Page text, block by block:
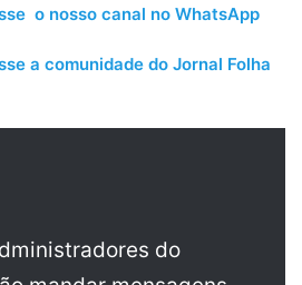
o nosso canal no WhatsApp
a comunidade do Jornal Folha
do